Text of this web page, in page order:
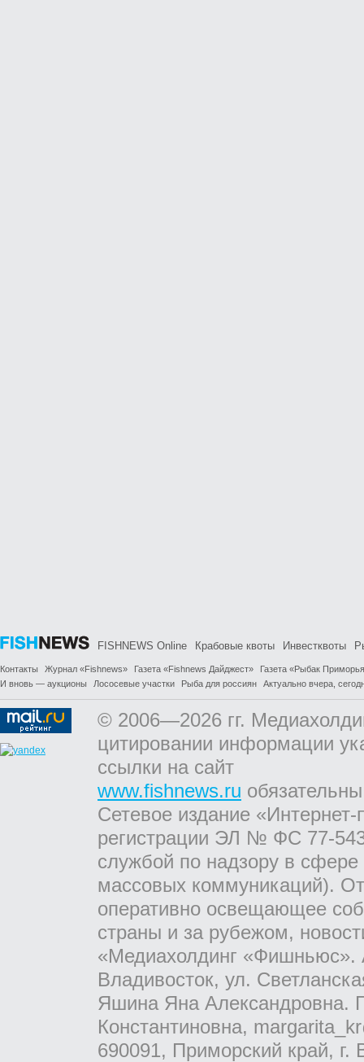
FISHNEWS Online Крабовые квоты Инвестквоты
Контакты Журнал «Fishnews» Газета «Fishnews Дайджест»
Газета «Рыбак
И вновь — аукционы
Лососевые участки Рыба для россиян Актуально вчера,
© 2006—2026 гг.
цитировании информации
ссылки на сайт
www.fishnews.ru
Сетевое издание
регистрации ЭЛ № ФС 77-
службой по надзору в
массовых коммуникаций).
оперативно освещающее
страны и за рубежом,
«Медиахолдинг «Фишньюс».
Владивосток, ул.
Яшина Яна Александровна.
Константиновна,
690091, Приморский край,